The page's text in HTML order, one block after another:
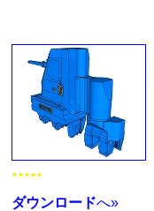
★★★★★
ダウンロードへ»